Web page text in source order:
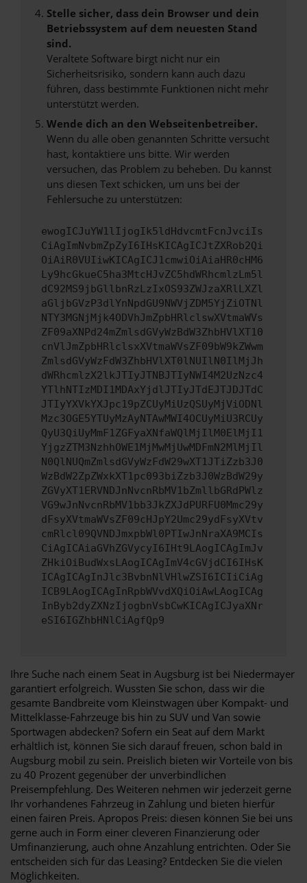
Stelle sicher, dass dein Browser und dein
Betriebssystem auf dem neuesten Stand
sind.
Veraltete Software birgt nicht nur ein
Sicherheitsrisiko, sondern kann auch dazu
führen, dass bestimmte Funktionen nicht mehr
unterstützt werden.
Wende dich an den Webseitenbetreiber.
Wenn du alle oben genannten Schritte versucht
hast, kontaktiere uns bitte. Wir werden
versuchen, das Problem zu beheben. Du kannst
uns diesen Text schicken, um uns bei der
Fehlersuche zu unterstützen:
ewogICJuYW1lIjogIk5ldHdvcmtFcnJvciIs
CiAgImNvbmZpZyI6IHsKICAgICJtZXRob2Qi
OiAiR0VUIiwKICAgICJ1cmwiOiAiaHR0cHM6
Ly9hcGkueC5ha3MtcHJvZC5hdWRhcmlzLm5l
dC92MS9jbGllbnRzLzIxOS93ZWJzaXRlLXZl
aGljbGVzP3dlYnNpdGU9NWVjZDM5YjZiOTNl
NTY3MGNjMjk4ODVhJmZpbHRlclswXVtmaWVs
ZF09aXNPd24mZmlsdGVyWzBdW3ZhbHVlXT10
cnVlJmZpbHRlclsxXVtmaWVsZF09bW9kZWwm
ZmlsdGVyWzFdW3ZhbHVlXT0lNUIlN0IlMjJh
dWRhcmlzX2lkJTIyJTNBJTIyNWI4M2UzNzc4
YTlhNTIzMDI1MDAxYjdlJTIyJTdEJTJDJTdC
JTIyYXVkYXJpc19pZCUyMiUzQSUyMjViODNl
Mzc3OGE5YTUyMzAyNTAwMWI4OCUyMiU3RCUy
QyU3QiUyMmF1ZGFyaXNfaWQlMjIlM0ElMjI1
YjgzZTM3NzhhOWE1MjMwMjUwMDFmN2MlMjIl
N0QlNUQmZmlsdGVyWzFdW29wXT1JTiZzb3J0
WzBdW2ZpZWxkXT1pc093biZzb3J0WzBdW29y
ZGVyXT1ERVNDJnNvcnRbMV1bZmllbGRdPWlz
VG9wJnNvcnRbMV1bb3JkZXJdPURFU0Mmc29y
dFsyXVtmaWVsZF09cHJpY2Umc29ydFsyXVtv
cmRlcl09QVNDJmxpbWl0PTIwJnNraXA9MCIs
CiAgICAiaGVhZGVycyI6IHt9LAogICAgImJv
ZHkiOiBudWxsLAogICAgImV4cGVjdCI6IHsK
ICAgICAgInJlc3BvbnNlVHlwZSI6ICIiCiAg
ICB9LAogICAgInRpbWVvdXQiOiAwLAogICAg
InByb2dyZXNzIjogbnVsbCwKICAgICJyaXNr
eSI6IGZhbHNlCiAgfQp9
Ihre Suche nach einem Seat in Augsburg ist bei Niedermayer
garantiert erfolgreich. Wussten Sie schon, dass wir die
gesamte Bandbreite vom Kleinstwagen über Kompakt- und
Mittelklasse-Fahrzeuge bis hin zu SUV und Van sowie
Sportwagen abdecken? Sofern ein Seat auf dem Markt
erhältlich ist, können Sie sich darauf freuen, schon bald in
Augsburg mobil zu sein. Preislich bieten wir Vorteile von bis
zu 40 Prozent gegenüber der unverbindlichen
Preisempfehlung. Des Weiteren nehmen wir jederzeit gerne
Ihr vorhandenes Fahrzeug in Zahlung und bieten hierfür
einen fairen Preis. Apropos Preis: diesen können Sie bei uns
gerne auch in Form einer cleveren Finanzierung oder
Umfinanzierung, auch ohne Anzahlung entrichten. Oder Sie
entscheiden sich für das Leasing? Entdecken Sie die vielen
Möglichkeiten.